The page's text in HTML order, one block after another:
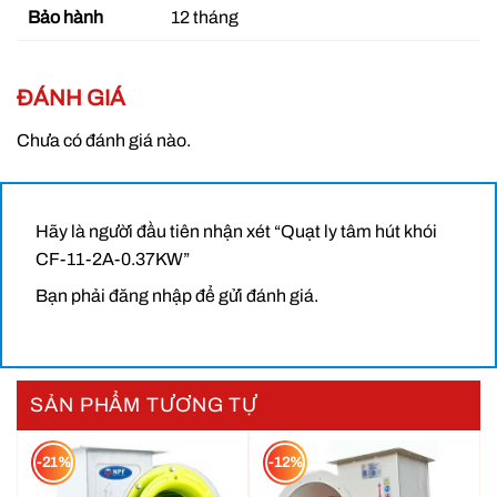
Bảo hành 12 tháng
ĐÁNH GIÁ
Chưa có đánh giá nào.
Hãy là người đầu tiên nhận xét “Quạt ly tâm hút khói
CF-11-2A-0.37KW”
Bạn phải đăng nhậpđể gửi đánh giá.
SẢN PHẨM TƯƠNG TỰ
-21% -12%